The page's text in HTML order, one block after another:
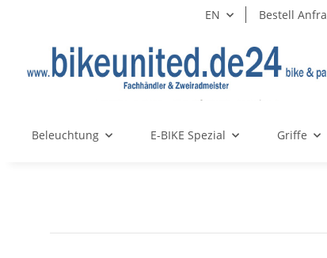
EN Bestell
Beleuchtung E-BIKE Spezial Griffe